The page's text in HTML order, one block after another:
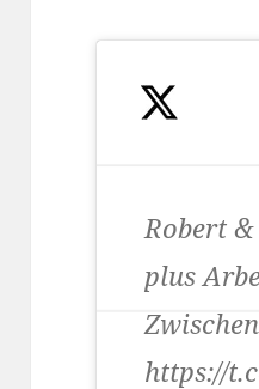
Robert
plus
https://